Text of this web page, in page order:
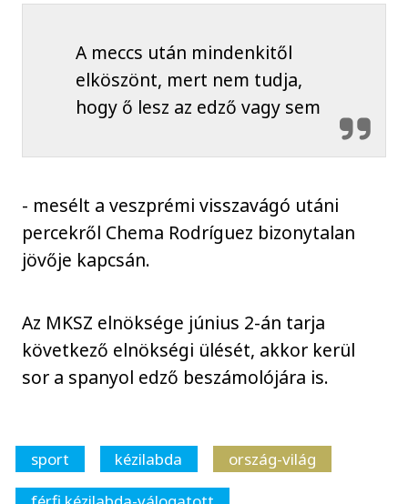
A meccs után mindenkitől
elköszönt, mert nem tudja,
hogy ő lesz az edző vagy sem
- mesélt a veszprémi visszavágó utáni
percekről Chema Rodríguez bizonytalan
jövője kapcsán.
Az MKSZ elnöksége június 2-án tarja
következő elnökségi ülését, akkor kerül
sor a spanyol edző beszámolójára is.
sport kézilabda
ország-világ